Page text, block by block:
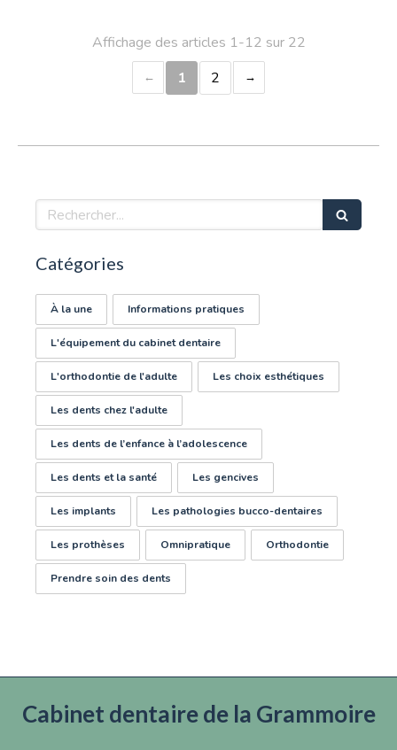
Affichage des articles 1-12 sur 22
1
2
Rechercher
Catégories
À la une Informations pratiques
L'équipement du cabinet dentaire
L'orthodontie de l'adulte Les choix esthétiques
Les dents chez l'adulte
Les dents de l’enfance à l’adolescence
Les dents et la santé Les gencives
Les implants Les pathologies bucco-dentaires
Les prothèses Omnipratique Orthodontie
Prendre soin des dents
Cabinet dentaire de la Grammoire